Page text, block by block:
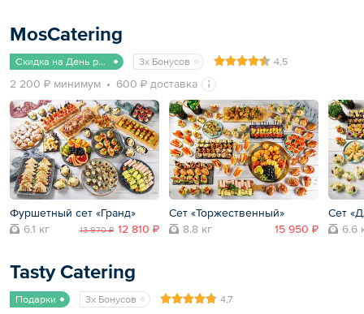
MosCatering
Скидка на День рождения 3x Бонусов 4,5
2 200 ₽ минимум 600 ₽ доставка
Фуршетный сет «Гранд»
6.1 кг
13 970 ₽ 12 810 ₽
Сет «Торжественный»
8.8 кг
15 950 ₽
Сет
6.6
Tasty Catering
Подарки 3x Бонусов 4,7